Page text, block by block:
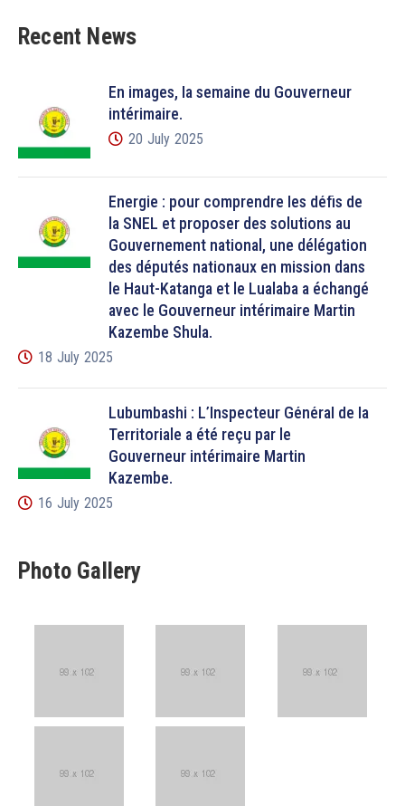
Recent News
En images, la semaine du Gouverneur
intérimaire.
20 July 2025
Énergie : pour comprendre les défis de
la SNEL et proposer des solutions au
Gouvernement national, une délégation
des députés nationaux en mission dans
le Haut-Katanga et le Lualaba a échangé
avec le Gouverneur intérimaire Martin
Kazembe Shula.
18 July 2025
Lubumbashi : L’Inspecteur Général de la
Territoriale a été reçu par le
Gouverneur intérimaire Martin
Kazembe.
16 July 2025
Photo Gallery